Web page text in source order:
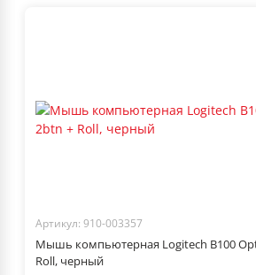
Артикул: 910-003357
Мышь компьютерная Logitech B100
Roll, черный